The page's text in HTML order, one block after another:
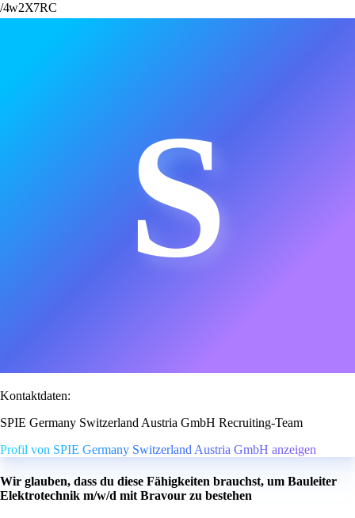
/4w2X7RC
S
Kontaktdaten:
SPIE Germany Switzerland Austria GmbH Recruiting-Team
Profil von SPIE Germany Switzerland Austria GmbH anzeigen
Wir glauben, dass du diese Fähigkeiten brauchst, um Bauleiter
Elektrotechnik m/w/d mit Bravour zu bestehen